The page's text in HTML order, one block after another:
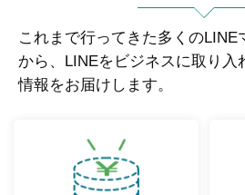
これまで行ってきた多くのLINE
から、LINEをビジネスに取り入
情報をお届けします。